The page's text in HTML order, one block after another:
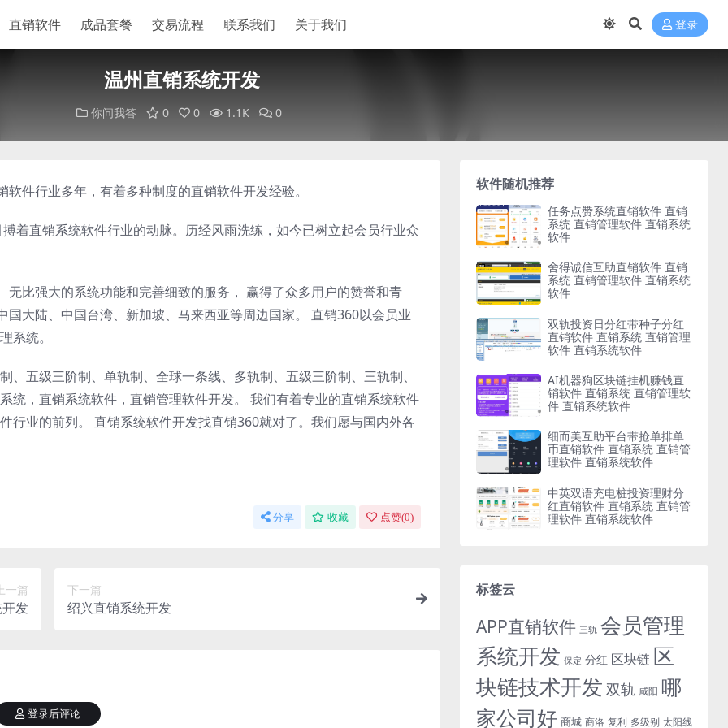
直销软件 成品套餐 交易流程 联系我们 关于我们 登录
温州直销系统开发
你问我答 0 0 1.1K 0
件行业多年，有着多种制度的直销软件开发经验。
着直销系统软件行业的动脉。历经风雨洗练，如今已树立起会员行业众
比强大的系统功能和完善细致的服务， 赢得了众多用户的赞誉和青
大陆、中国台湾、新加坡、马来西亚等周边国家。 直销360以会员业
系统。
五级三阶制、单轨制、全球一条线、多轨制、五级三阶制、三轨制、
统，直销系统软件，直销管理软件开发。 我们有着专业的直销系统软件
行业的前列。 直销系统软件开发找直销360就对了。我们愿与国内外各
分享 收藏 点赞(0)
一篇
发
下一篇
绍兴直销系统开发
登录后评论
软件随机推荐
任务点赞系统直销软件 直销
系统 直销管理软件 直销系统
软件
舍得诚信互助直销软件 直销
系统 直销管理软件 直销系统
软件
双轨投资日分红带种子分红
直销软件 直销系统 直销管理
软件 直销系统软件
AI机器狗区块链挂机赚钱直
销软件 直销系统 直销管理软
件 直销系统软件
细而美互助平台带抢单排单
币直销软件 直销系统 直销管
理软件 直销系统软件
中英双语充电桩投资理财分
红直销软件 直销系统 直销管
理软件 直销系统软件
标签云
APP直销软件 三轨 会员管理
系统开发 保定 分红 区块链 区
块链技术开发 双轨 咸阳 哪
家公司好 商城 商洛 复利 多级别 太阳线